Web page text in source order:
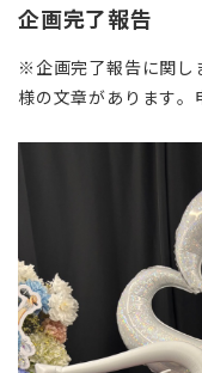
企画完了報告
※企画完了報告に関し
様の文章があります。